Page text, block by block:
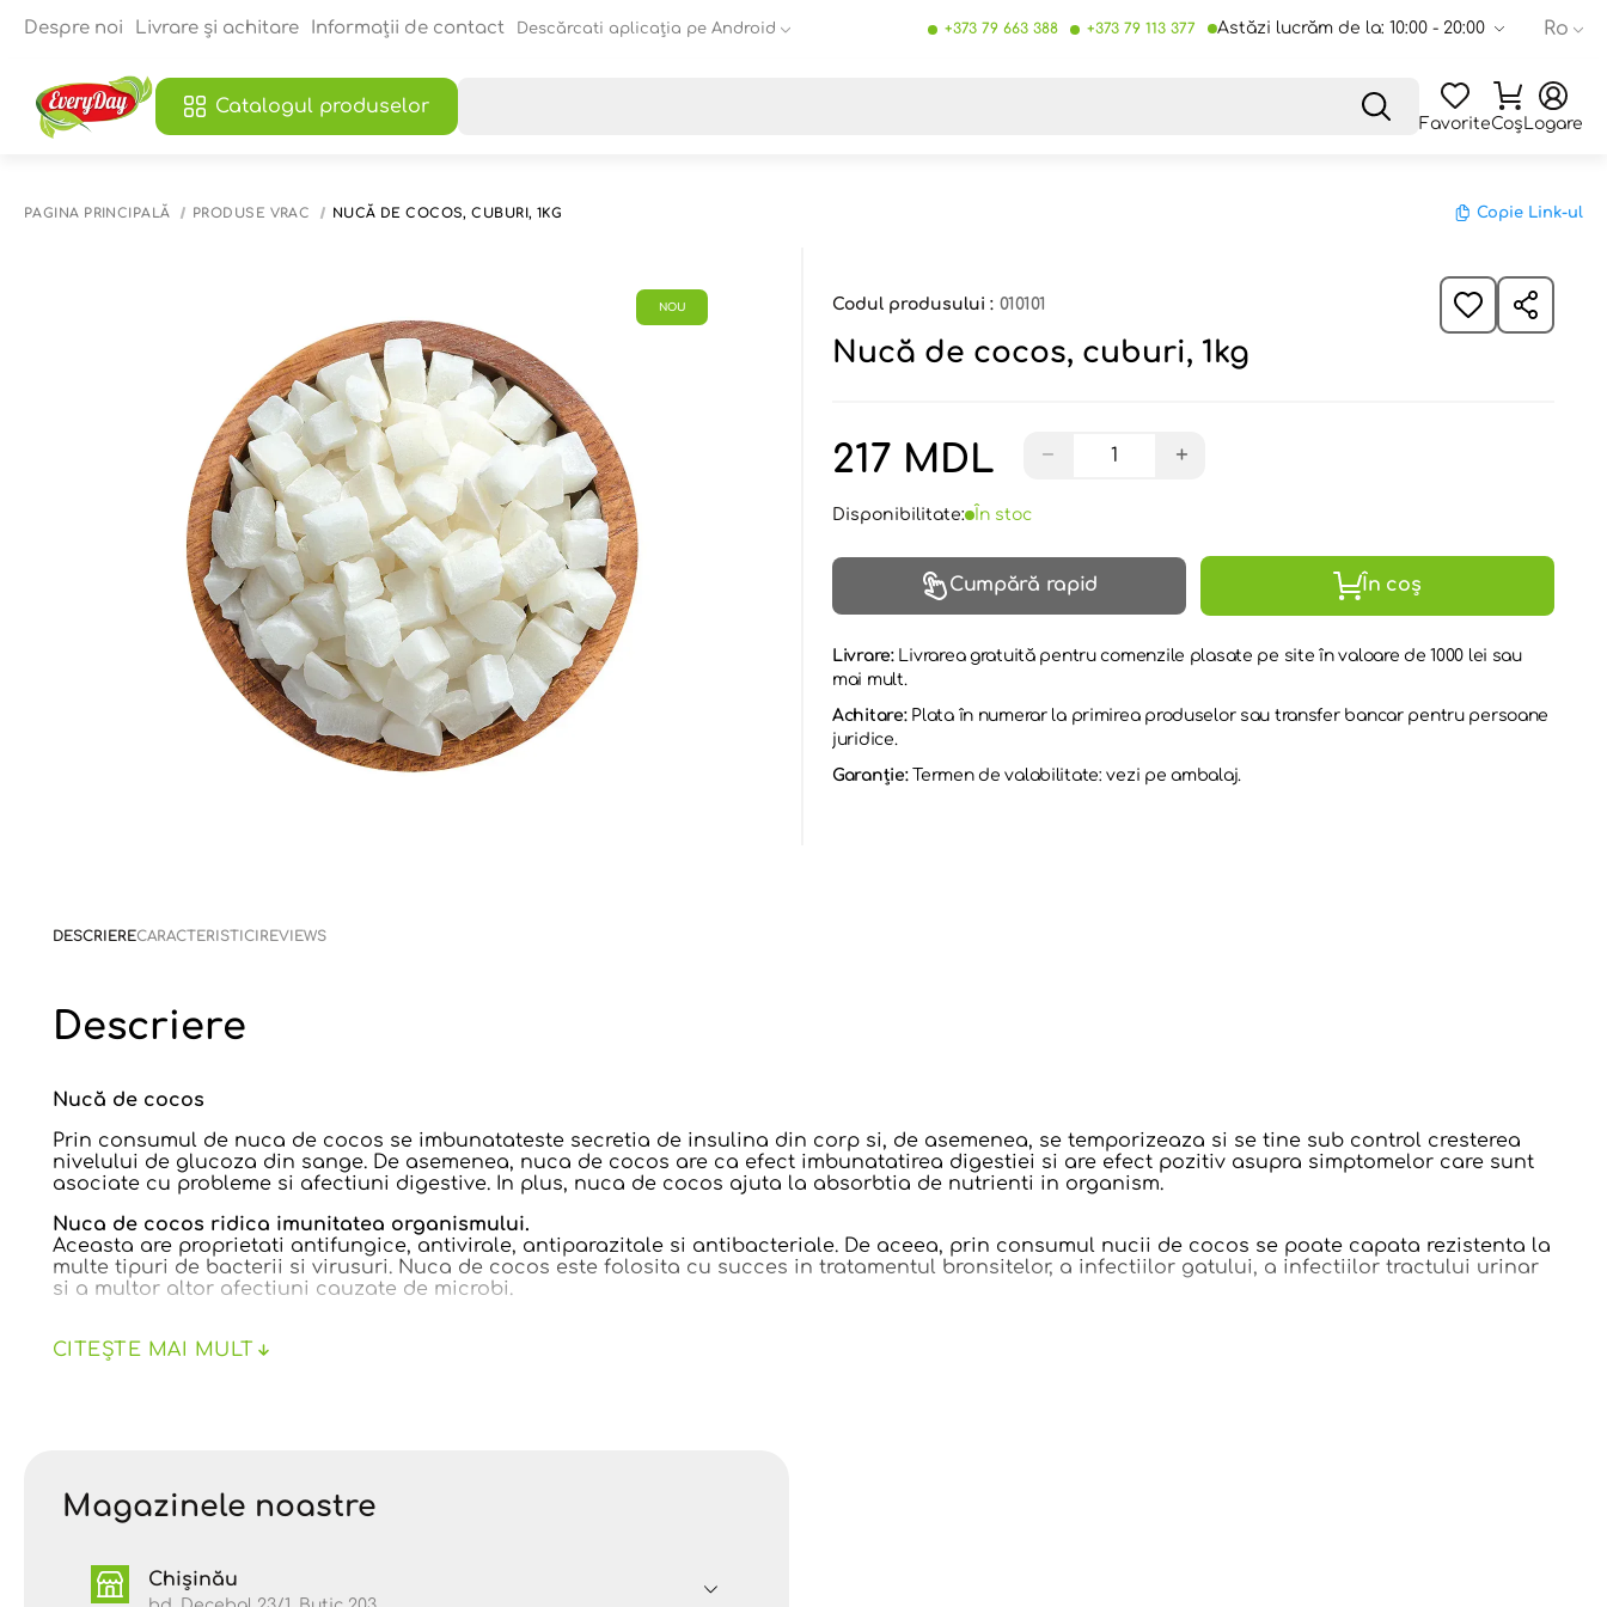
Despre noi Livrare și achitare Informații de contact Descărcati aplicația pe Android +373 79 663 388 +373 79 113 377 Astăzi lucrăm de la: 10:00 - 20:00 Ro
Catalogul produselor
FavoriteCoșLogare
PAGINA PRINCIPALĂ PRODUSE VRAC NUCĂ DE COCOS, CUBURI, 1KG Copie Link-ul
NOU Codul produsului : 010101
Nucă de cocos, cuburi, 1kg
217 MDL − +
Disponibilitate: În stoc
Cumpără rapid În coș
Livrare: Livrarea gratuită pentru comenzile plasate pe site în valoare de 1000 lei sau
mai mult.
Achitare: Plata în numerar la primirea produselor sau transfer bancar pentru persoane
juridice.
Garanție:Termen de valabilitate: vezi pe ambalaj.
DESCRIERECARACTERISTICI REVIEWS
Descriere
Nucă de cocos
Prin consumul de nuca de cocos se imbunatateste secretia de insulina din corp si, de asemenea, se temporizeaza si se tine sub control cresterea
nivelului de glucoza din sange. De asemenea, nuca de cocos are ca efect imbunatatirea digestiei si are efect pozitiv asupra simptomelor care sunt
asociate cu probleme si afectiuni digestive. In plus, nuca de cocos ajuta la absorbtia de nutrienti in organism.
Nuca de cocos ridica imunitatea organismului.
Aceasta are proprietati antifungice, antivirale, antiparazitale si antibacteriale. De aceea, prin consumul nucii de cocos se poate capata rezistenta la
multe tipuri de bacterii si virusuri. Nuca de cocos este folosita cu succes in tratamentul bronsitelor, a infectiilor gatului, a infectiilor tractului urinar
si a multor altor afectiuni cauzate de microbi.
Actiunea anti-imbatranire a nucii de cocos este unul dintre marile beneficii ale acestui minunat produs al naturii. Nuca de cocos este bogata in
Grăsimi: 12,5 g
• acizi grași saturați – 10 g
Glucide:
40 g
CITEȘTE MAI MULT
Magazinele noastre
Chișinău